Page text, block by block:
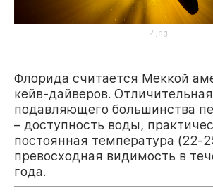
2.jpg
Флорида считается Меккой
кейв-дайверов.
подавляющего большинства
– доступность воды,
постоянная температура (22-
превосходная видимость в
года.